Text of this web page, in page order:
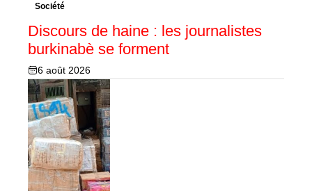
Société
Discours de haine : les journalistes
burkinabè se forment
6 août 2026